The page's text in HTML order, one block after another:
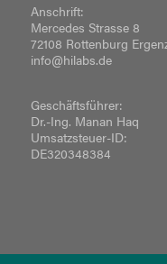
Anschrift:
Mercedes Strasse 8
72108 Rottenburg
info@hilabs.de
Geschäftsführer:
Dr.-Ing. Manan Haq
Umsatzsteuer-ID:
DE320348384